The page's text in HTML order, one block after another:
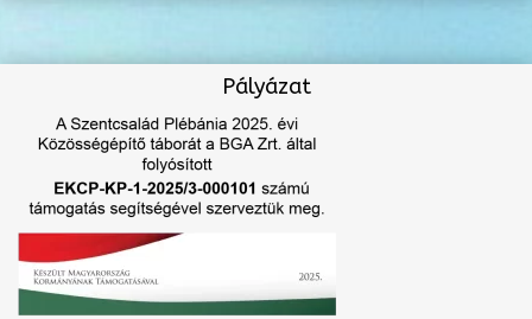
Pályázat